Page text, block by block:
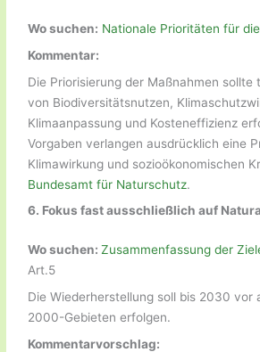
Wo suchen: Nationale Prioritäten für
Kommentar:
Die Priorisierung der Maßnahmen sollte
von Biodiversitätsnutzen,
Klimaanpassung und Kosteneffizienz
Vorgaben verlangen ausdrücklich eine
Klimawirkung und sozioökonomischen
Bundesamt für Naturschutz.
6. Fokus fast ausschließlich auf
Wo suchen:Zusammenfassung der
Art.5
Die Wiederherstellung soll bis 2030 vor
2000-Gebieten erfolgen.
Kommentarvorschlag: